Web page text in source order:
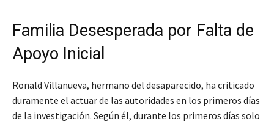
Familia Desesperada por Falta de
Apoyo Inicial
Ronald Villanueva, hermano del desaparecido, ha criticado
duramente el actuar de las autoridades en los primeros días
de la investigación. Según él, durante los primeros días solo